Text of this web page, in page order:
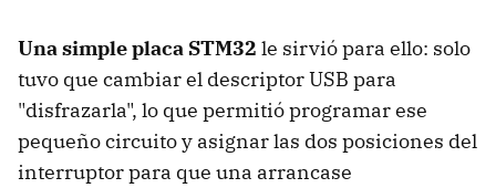
Una simple placa STM32 le sirvió para ello: solo
tuvo que cambiar el descriptor USB para
"disfrazarla", lo que permitió programar ese
pequeño circuito y asignar las dos posiciones del
interruptor para que una arrancase